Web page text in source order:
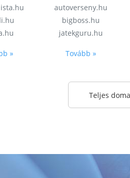
»
autoverseny.hu
bigboss.hu
jatekguru.hu
Tovább »
Teljes